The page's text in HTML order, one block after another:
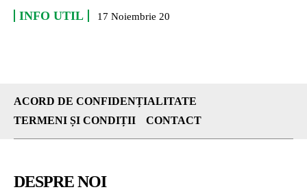
INFO UTIL 17 Noiembrie 20
ACORD DE CONFIDENȚIALITATE
TERMENI ȘI CONDIȚII
CONTACT
DESPRE NOI